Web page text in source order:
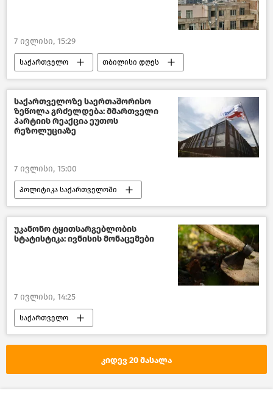
7 ივლისი, 15:29
საქართველო თბილისი დღეს
თბილისის მერია საზოგადოება
ახალი ამბები
საქართველოზე საერთაშორისო
ზეწოლა გრძელდება: მმართველი
პარტიის რეაქცია ეუთოს
რეზოლუციაზე
7 ივლისი, 15:00
პოლიტიკა საქართველოში
საქართველო ეუთო
საქართველო - ეუთო
საქართველოს პარლამენტი
უკანონო ტყითსარგებლობის
სტატისტიკა: ივნისის მონაცემები
7 ივლისი, 14:25
საქართველო
გარემოსდაცვითი ზედამხედველობის დეპარტამენტი
საქართველოს რეგიონები
ახალი ამბები
კიდევ 20 მასალა